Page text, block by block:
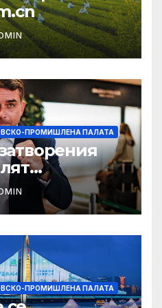
ПРОМИШЛЕНА ПАЛАТА
Флавио
президент на
ПРОМИШЛЕНА ПАЛАТА